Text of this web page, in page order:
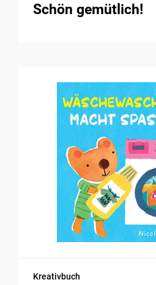
Schön gemütlich!
Kreativbuch